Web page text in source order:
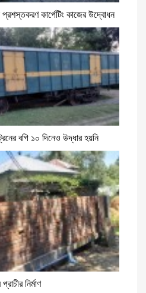
কার্পেটিং কাজের উদ্বোধন
বগি ১০ দিনেও উদ্ধার হয়নি
নির্মাণ